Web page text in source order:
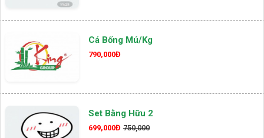
Cá Bống Mú/kg
790,000Đ
Set Bằng Hữu 2
699,000Đ 750,000